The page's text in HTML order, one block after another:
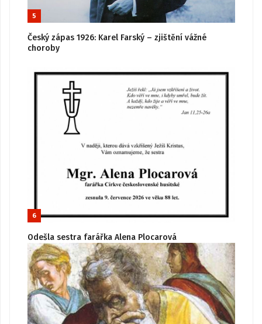
5
Český zápas 1926: Karel Farský – zjištění vážné
choroby
6
Odešla sestra farářka Alena Plocarová